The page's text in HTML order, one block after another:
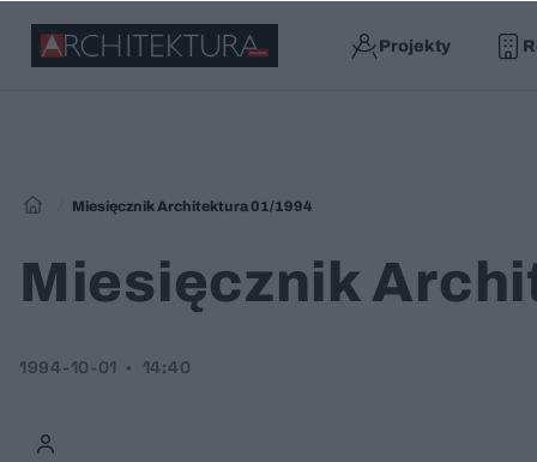
Projekty
Miesięcznik Architektura 01/1994
Miesięcznik
1994-10-01 14:40